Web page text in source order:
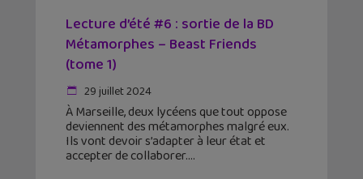
Lecture d’été #6 : sortie de la BD
Métamorphes – Beast Friends
(tome 1)
29 juillet 2024
À Marseille, deux lycéens que tout oppose
deviennent des métamorphes malgré eux.
Ils vont devoir s’adapter à leur état et
accepter de collaborer.